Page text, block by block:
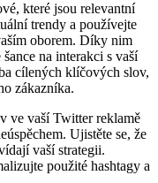
které jsou relevantní
trendy a používejte
oborem. Díky nim
na interakci s vaší
cílených klíčových slov,
zákazníka.
ve vaší Twitter reklamě
Ujistěte se, že
vaší strategii.
použité hashtagy a